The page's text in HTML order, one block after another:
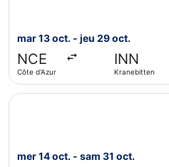
mar 13 oct. - jeu 29 oct.
NCE
Côte d'Azur
INN
Kranebitten
mer 14 oct. - sam 31 oct.
Sélectionner le vol KLM,